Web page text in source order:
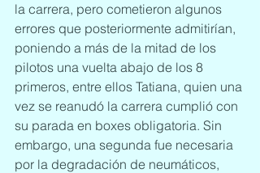
la carrera, pero cometieron algunos
errores que posteriormente admitirían,
poniendo a más de la mitad de los
pilotos una vuelta abajo de los 8
primeros, entre ellos Tatiana, quien una
vez se reanudó la carrera cumplió con
su parada en boxes obligatoria. Sin
embargo, una segunda fue necesaria
por la degradación de neumáticos,